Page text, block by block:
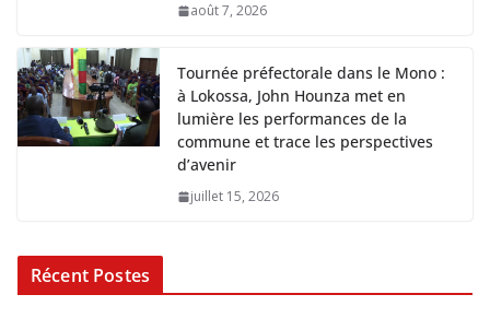
août 7, 2026
Tournée préfectorale dans le Mono :
à Lokossa, John Hounza met en
lumière les performances de la
commune et trace les perspectives
d’avenir
juillet 15, 2026
Récent Postes